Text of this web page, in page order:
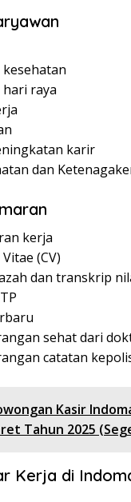
raya
karir
dan
kerja
(CV)
dan transkrip
sehat dari
catatan
Kasir
Tahun 2025
Kerja di